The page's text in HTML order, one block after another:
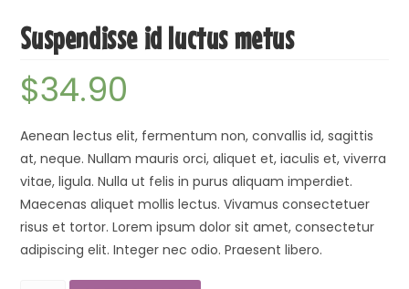
Suspendisse id luctus metus
$34.90
Aenean lectus elit, fermentum non, convallis id, sagittis
at, neque. Nullam mauris orci, aliquet et, iaculis et, viverra
vitae, ligula. Nulla ut felis in purus aliquam imperdiet.
Maecenas aliquet mollis lectus. Vivamus consectetuer
risus et tortor. Lorem ipsum dolor sit amet, consectetur
adipiscing elit. Integer nec odio. Praesent libero.